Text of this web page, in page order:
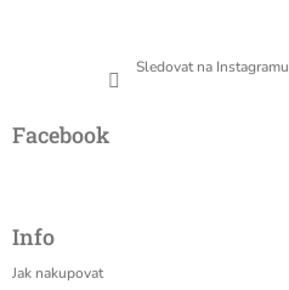
Sledovat na Instagramu
Facebook
Info
Jak nakupovat